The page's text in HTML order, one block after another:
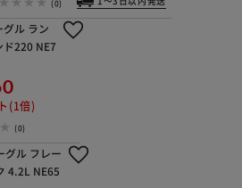
¥2,280
22ポイント(1倍)
プリズム CLAYMORE ULTRA MINI RD
CLC-400 レッド
¥6,810